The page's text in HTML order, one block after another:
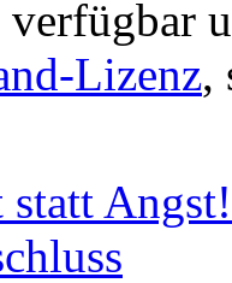
Lizenz,
Angst!